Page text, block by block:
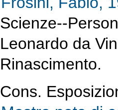
Scienze--
Leonardo da
Rinascimento.
Cons.